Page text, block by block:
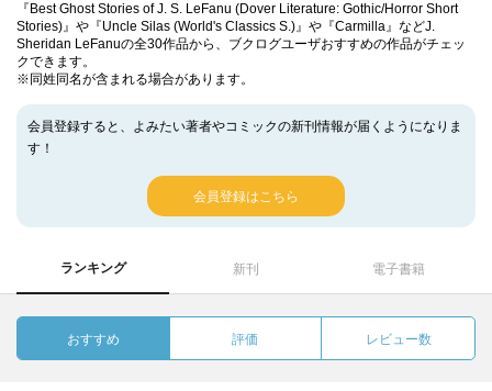
『Best Ghost Stories of J. S. LeFanu (Dover Literature: Gothic/Horror Short
Stories)』や『Uncle Silas (World's Classics S.)』や『Carmilla』などJ.
Sheridan LeFanuの全30作品から、ブクログユーザおすすめの作品がチェッ
クできます。
※同姓同名が含まれる場合があります。
会員登録すると、よみたい著者やコミックの新刊情報が届くようになりま
す！
会員登録はこちら
ランキング 新刊 電子書籍
おすすめ 評価 レビュー数